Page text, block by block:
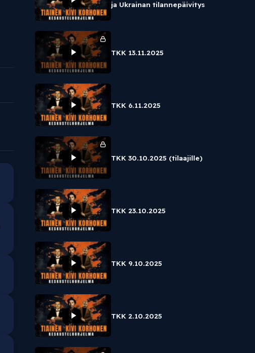
ja Ukrainan tilannepäivitys
TKK 13.11.2025
TKK 6.11.2025
TKK 30.10.2025 (tilaajille)
TKK 23.10.2025
TKK 9.10.2025
TKK 2.10.2025